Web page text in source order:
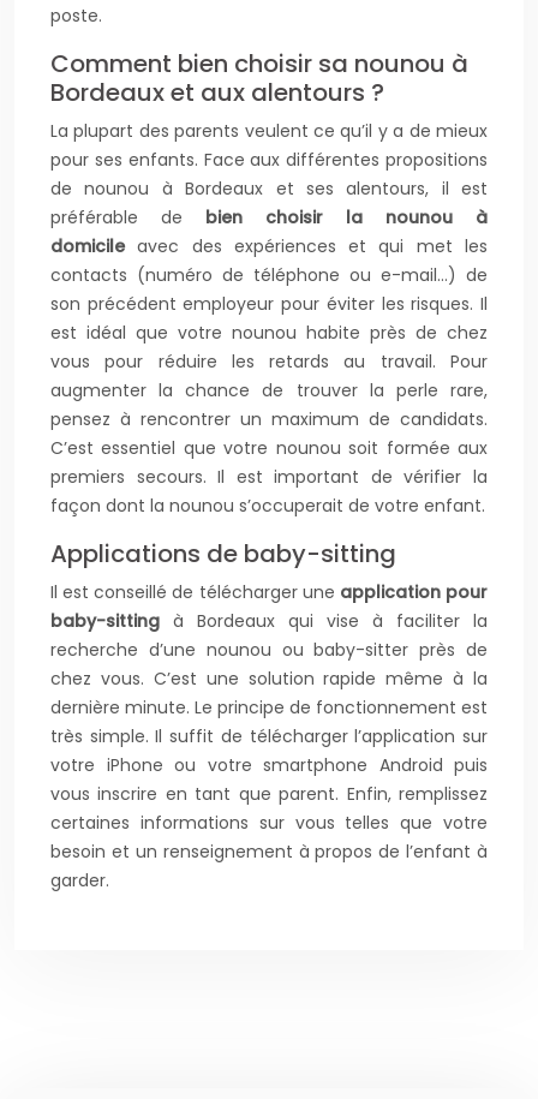
poste.
Comment bien choisir sa nounou à
Bordeaux et aux alentours ?
La plupart des parents veulent ce qu’il y a de mieux
pour ses enfants. Face aux différentes propositions
de nounou à Bordeaux et ses alentours, il est
préférable de bien choisir la nounou à
domicileavec des expériences et qui met les
contacts (numéro de téléphone ou e-mail…) de
son précédent employeur pour éviter les risques. Il
est idéal que votre nounou habite près de chez
vous pour réduire les retards au travail. Pour
augmenter la chance de trouver la perle rare,
pensez à rencontrer un maximum de candidats.
C’est essentiel que votre nounou soit formée aux
premiers secours. Il est important de vérifier la
façon dont la nounou s’occuperait de votre enfant.
Applications de baby-sitting
Il est conseillé de télécharger une application pour
baby-sitting à Bordeaux qui vise à faciliter la
recherche d’une nounou ou baby-sitter près de
chez vous. C’est une solution rapide même à la
dernière minute. Le principe de fonctionnement est
très simple. Il suffit de télécharger l’application sur
votre iPhone ou votre smartphone Android puis
vous inscrire en tant que parent. Enfin, remplissez
certaines informations sur vous telles que votre
besoin et un renseignement à propos de l’enfant à
garder.